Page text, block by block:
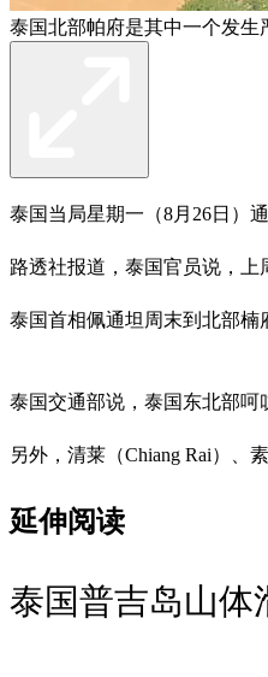
泰国北部帕府是其中一个发生
泰国当局星期一（8月26日）
路透社报道，泰国官员说，上
泰国首相佩通坦周末到北部楠
泰国交通部说，泰国东北部呵
另外，清莱（Chiang Rai）、
延伸阅读
泰国普吉岛山体